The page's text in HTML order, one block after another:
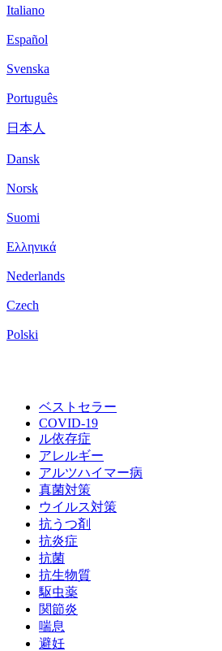
Italiano
Español
Svenska
Português
日本人
Dansk
Norsk
Suomi
Ελληνικά
Nederlands
Czech
Polski
ベストセラー
COVID-19
ル依存症
アレルギー
アルツハイマー病
真菌対策
ウイルス対策
抗うつ剤
抗炎症
抗菌
抗生物質
駆虫薬
関節炎
喘息
避妊